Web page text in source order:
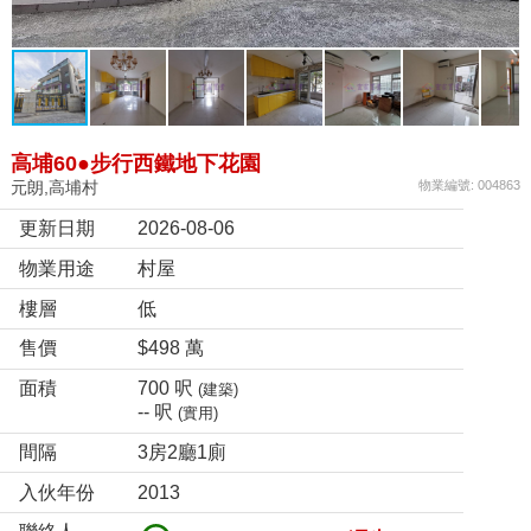
高埔60●步行西鐵地下花園
元朗,高埔村 物業編號: 004863
更新日期
2026-08-06
物業用途
村屋
樓層
低
售價
$498 萬
面積
700 呎 (建築)
-- 呎 (實用)
間隔
3房2廳1廁
入伙年份
2013